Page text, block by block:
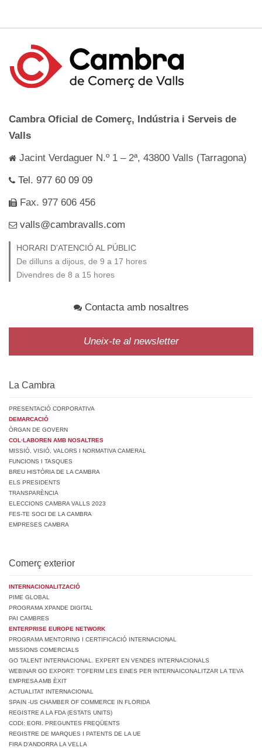
Cambra Oficial de Comerç, Indústria i Serveis de
Valls
Jacint Verdaguer N.º 1 – 2ª, 43800 Valls (Tarragona)
Tel. 977 60 09 09
Fax. 977 606 456
valls@cambravalls.com
HORARI D’ATENCIÓ AL PÚBLIC
De dilluns a dijous, de 9 a 17 hores
Divendres de 8 a 15 hores
Contacta amb nosaltres
Uneix-te al newsletter
La Cambra
PRESENTACIÓ CORPORATIVA
DEMARCACIÓ
ÒRGAN DE GOVERN
COL·LABOREN AMB NOSALTRES
MISSIÓ, VISIÓ, VALORS I NORMATIVA CAMERAL
FUNCIONS I TASQUES
BREU HISTÒRIA DE LA CAMBRA
ELS PRESIDENTS
TRANSPARÈNCIA
ELECCIONS CAMBRA VALLS 2023
FES-TE SOCI DE LA CAMBRA
EMPRESES CAMBRA
Comerç exterior
INTERNACIONALITZACIÓ
PIME GLOBAL
PROGRAMA XPANDE DIGITAL
PAI CAMBRES
ENTERPRISE EUROPE NETWORK
PROGRAMA MENTORING I CERTIFICACIÓ INTERNACIONAL
MISSIONS COMERCIALS
GO TALENT INTERNACIONAL. EXPERT EN VENDES INTERNACIONALS
WEBINAR GO EXPORT: T’OFERIM LES EINES PER INTERNAICONALITZAR LA TEVA
EMPRESA AMB ÈXIT
ACTUALITAT INTERNACIONAL
SPAIN -US CHAMBER OF COMMERCE IN FLORIDA
REGISTRE A LA FDA (ESTATS UNITS)
CODI: EORI. PREGUNTES FREQÜENTS
REGISTRE DE MARQUES I PATENTS DE LA UE
FIRA D’ANDORRA LA VELLA